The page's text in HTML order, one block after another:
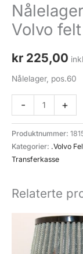
Volvo felt
kr 225,00
Nålelager, pos.60
-
Nålelager
transfer
(025-
060)
Volvo
antall
+
Produktnummer:
Kategorier: .Volvo
Transferkasse
Relaterte